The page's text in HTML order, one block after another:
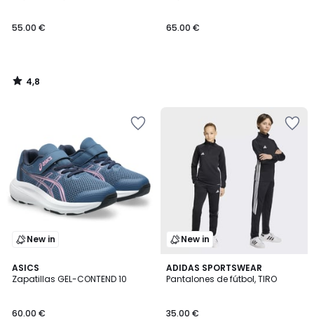
55.00 €
4,8
/
65.00 €
New in
ASICS
Zapatillas GEL-CONTEND 10
60.00 €
New in
ADIDAS SPORTSWEAR
Pantalones de fútbol, TIRO
35.00 €